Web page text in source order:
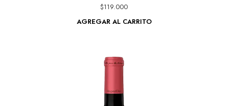
$119.000
AGREGAR AL CARRITO